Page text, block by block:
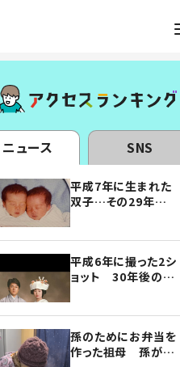
ニュース SNS
平成7年に生まれた
双子…その29年後
平成6年に撮った2シ
ョット 30年後の姿
孫のためにお弁当を
作った祖母 孫が絶